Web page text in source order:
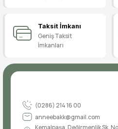
Taksit İmkanı
Geniş Taksit
İmkanları
(0286) 214 16 00
anneebakk@gmail.com
Kemalpaşa, Değirmenlik Sk.